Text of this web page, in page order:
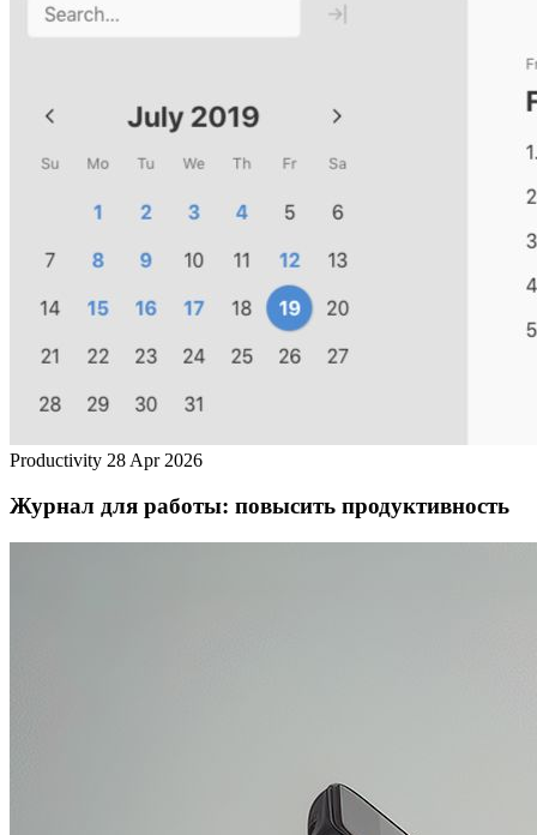
Productivity 28 Apr 2026
Журнал для работы: повысить продуктивность